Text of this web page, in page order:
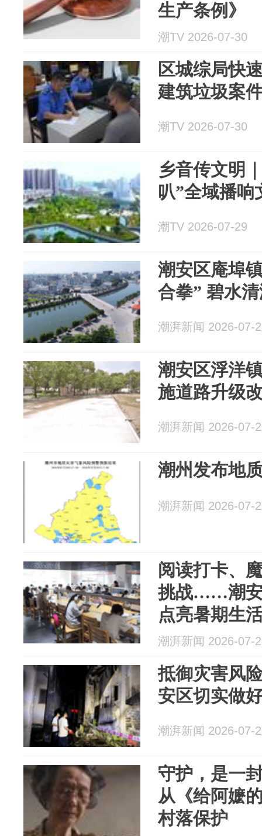
生产条例》
潮TV 2026-07-30
区城综局快
建筑垃圾案
潮TV 2026-07-30
乡音传文明
叭”全域播响
潮TV 2026-07-29
潮安区庵埠
合拳” 碧水
潮湃新闻 2026-07-
潮安区浮洋
施道路升级
潮湃新闻 2026-07-
潮州发布地
潮湃新闻 2026-07-
阅读打卡、
挑战……潮安
点亮暑期生
潮湃新闻 2026-07-
抵御灾害风
安区切实做
潮湃新闻 2026-07-
守护，是一
从《给阿嬷
村落保护